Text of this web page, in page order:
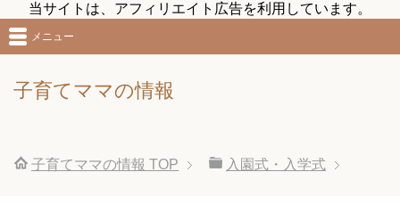
当サイトは、アフィリエイト広告を利用しています。
子育てママの情報
メニュー
子育てママの情報 TOP 入園式・入学式